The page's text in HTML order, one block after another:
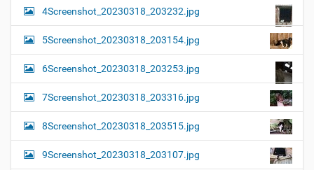
4Screenshot_20230318_203232.jpg
5Screenshot_20230318_203154.jpg
6Screenshot_20230318_203253.jpg
7Screenshot_20230318_203316.jpg
8Screenshot_20230318_203515.jpg
9Screenshot_20230318_203107.jpg